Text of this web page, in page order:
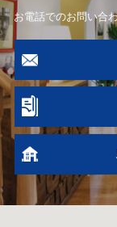
お電話でのお問い合